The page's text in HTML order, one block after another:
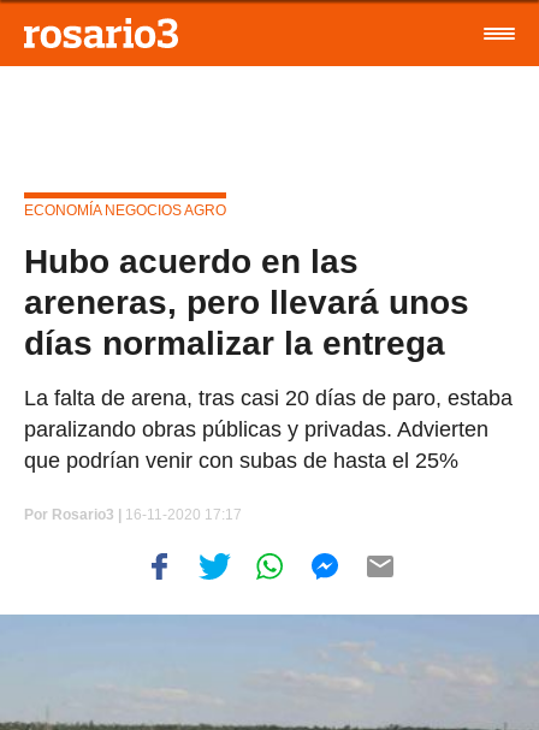
ECONOMÍA NEGOCIOS AGRO
Hubo acuerdo en las
areneras, pero llevará unos
días normalizar la entrega
La falta de arena, tras casi 20 días de paro, estaba
paralizando obras públicas y privadas. Advierten
que podrían venir con subas de hasta el 25%
Por Rosario3 | 16-11-2020 17:17